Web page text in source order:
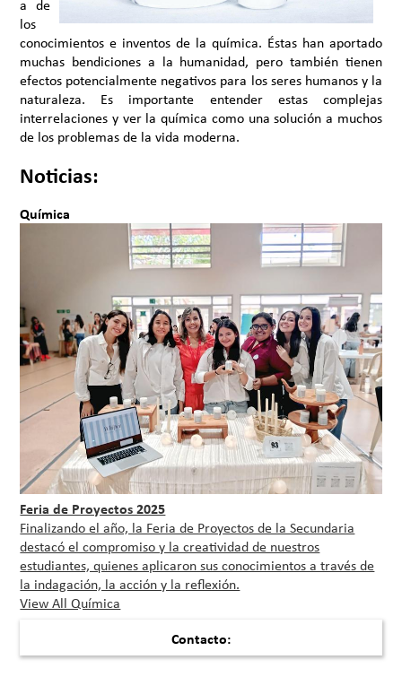
a de
los
conocimientos e inventos de la química. Éstas han aportado
muchas bendiciones a la humanidad, pero también tienen
efectos potencialmente negativos para los seres humanos y la
naturaleza. Es importante entender estas complejas
interrelaciones y ver la química como una solución a muchos
de los problemas de la vida moderna.
Noticias:
Química
Feria de Proyectos 2025
Finalizando el año, la Feria de Proyectos de la Secundaria
destacó el compromiso y la creatividad de nuestros
estudiantes, quienes aplicaron sus conocimientos a través de
la indagación, la acción y la reflexión.
View All Química
Contacto: